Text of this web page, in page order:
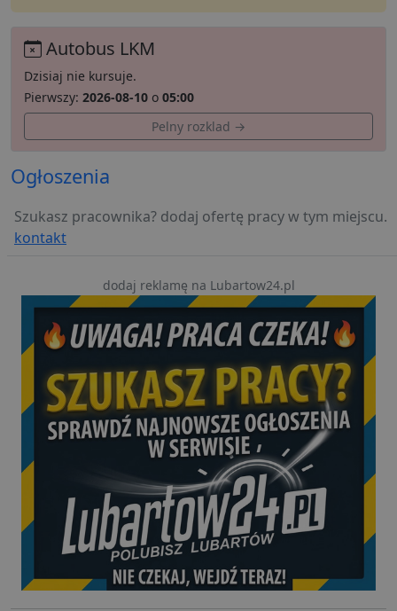
Autobus LKM
Dzisiaj nie kursuje.
Pierwszy: 2026-08-10 o 05:00
Pelny rozklad →
Ogłoszenia
Szukasz pracownika? dodaj ofertę pracy w tym miejscu.
kontakt
dodaj reklamę na Lubartow24.pl